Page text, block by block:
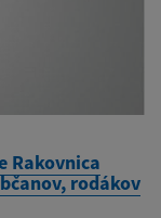
Rakovnica
rodákov